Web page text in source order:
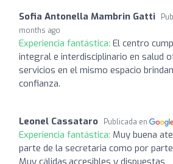
Sofia Antonella Mambrin Gatti
months ago
Experiencia fantástica: El centro
integral e interdisciplinario en salud
servicios en el mismo espacio
confianza.
Leonel Cassataro Publicada en
Experiencia fantástica: Muy buena
parte de la secretaria como por